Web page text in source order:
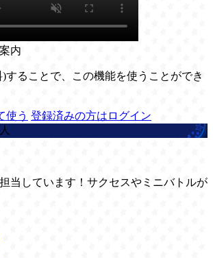
内
することで、この機能を使うことができ
使う 登録済みの方はログイン
当しています！サクセスやミニバトルが